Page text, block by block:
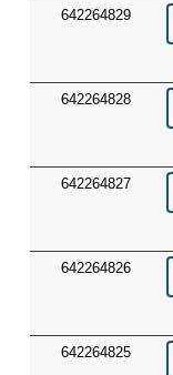
642264829
642264828
642264827
642264826
642264825